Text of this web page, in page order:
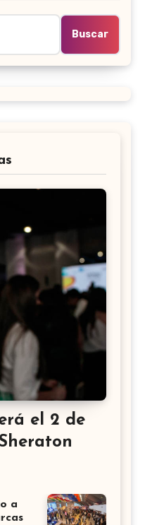
Buscar
el 2 de
a